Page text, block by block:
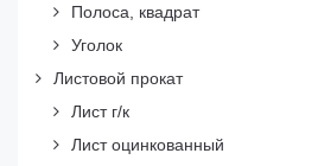
Полоса, квадрат
Уголок
Листовой прокат
Лист г/к
Лист оцинкованный